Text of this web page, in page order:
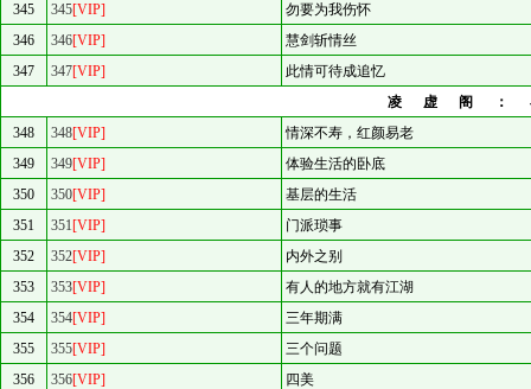
345
345[VIP]
勿要为我伤怀
346
346[VIP]
慧剑斩情丝
347
347[VIP]
此情可待成追忆
凌虚阁
348
348[VIP]
情深不寿，红颜易老
349
349[VIP]
体验生活的卧底
350
350[VIP]
基层的生活
351
351[VIP]
门派琐事
352
352[VIP]
内外之别
353
353[VIP]
有人的地方就有江湖
354
354[VIP]
三年期满
355
355[VIP]
三个问题
356
356[VIP]
四美